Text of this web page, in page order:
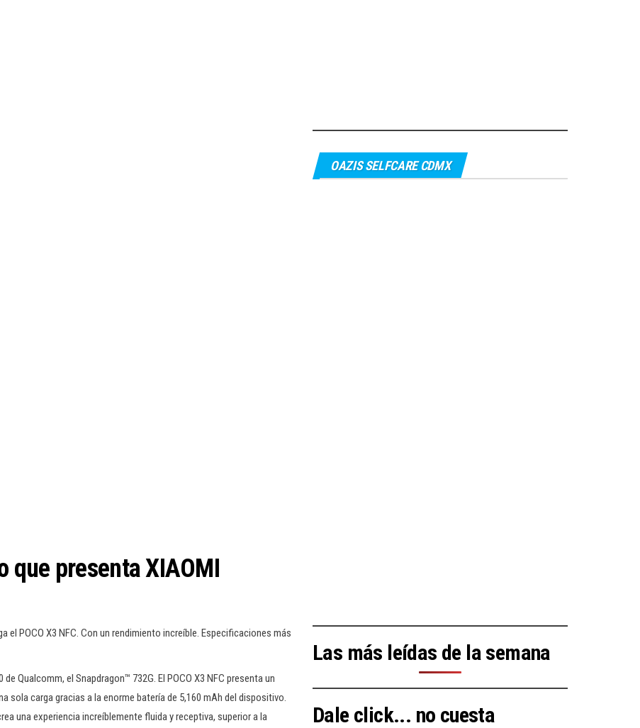
que presenta XIAOMI
POCO X3 NFC. Con un rendimiento increíble. Especificaciones más
Qualcomm, el Snapdragon™ 732G. El POCO X3 NFC presenta un
sola carga gracias a la enorme batería de 5,160 mAh del dispositivo.
una experiencia increíblemente fluida y receptiva, superior a la
OAZIS SELFCARE CDMX
Las más leídas de la semana
Dale click... no cuesta